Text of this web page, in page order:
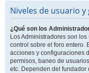
Niveles de usuario y
¿Qué son los
Los Administradores son
control sobre el foro entero.
acciones y configuraciones
permisos, baneo de
etc. Dependen del fundador